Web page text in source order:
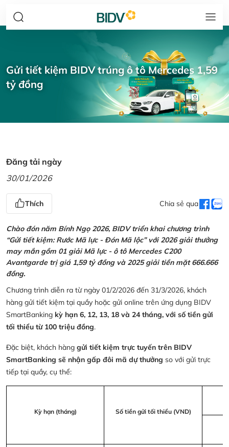
Gửi tiết kiệm BIDV trúng ô tô Mercedes 1,59
tỷ đồng
Đăng tải ngày
30/01/2026
Thích Chia sẻ qua
Chào đón năm Bính Ngọ 2026, BIDV triển khai chương trình
“Gửi tiết kiệm: Rước Mã lực - Đón Mã lộc” với 2026 giải thưởng
may mắn gồm 01 giải Mã lực - ô tô Mercedes C200
Avantgarde trị giá 1,59 tỷ đồng và 2025 giải tiền mặt 666.666
đồng.
Chương trình diễn ra từ ngày 01/2/2026 đến 31/3/2026, khách
hàng gửi tiết kiệm tại quầy hoặc gửi online trên ứng dụng BIDV
SmartBanking kỳ hạn 6, 12, 13, 18 và 24 tháng, với số tiền gửi
tối thiểu từ 100 triệu đồng.
Đặc biệt, khách hàng gửi tiết kiệm trực tuyến trên BIDV
SmartBanking sẽ nhận gấp đôi mã dự thưởng so với gửi trực
tiếp tại quầy, cụ thể:
Kỳ hạn (tháng) Số tiền gửi tối thiểu (VND)